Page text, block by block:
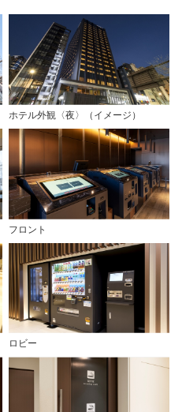
ホテル外観〈夜〉（イメージ）
フロント
ロビー